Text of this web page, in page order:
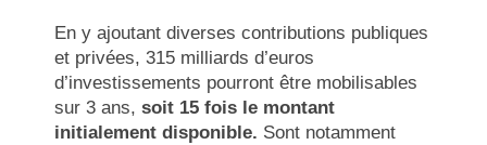
En y ajoutant diverses contributions publiques
et privées, 315 milliards d’euros
d’investissements pourront être mobilisables
sur 3 ans,soit 15 fois le montant
initialement disponible. Sont notamment